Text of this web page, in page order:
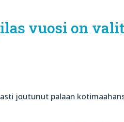
vuosi on
joutunut palaan